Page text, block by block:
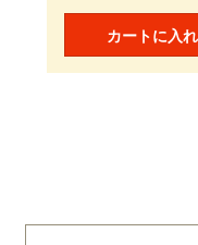
カートに入